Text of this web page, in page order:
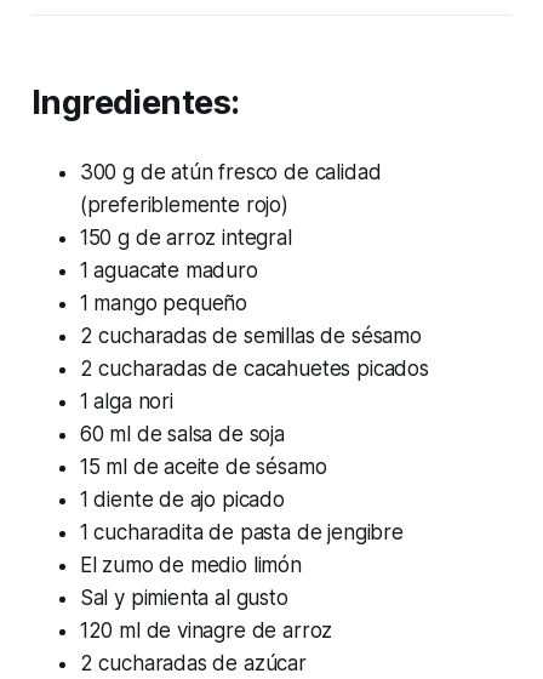
Ingredientes:
300 g de atún fresco de calidad
(preferiblemente rojo)
150 g de arroz integral
1 aguacate maduro
1 mango pequeño
2 cucharadas de semillas de sésamo
2 cucharadas de cacahuetes picados
1 alga nori
60 ml de salsa de soja
15 ml de aceite de sésamo
1 diente de ajo picado
1 cucharadita de pasta de jengibre
El zumo de medio limón
Sal y pimienta al gusto
120 ml de vinagre de arroz
2 cucharadas de azúcar